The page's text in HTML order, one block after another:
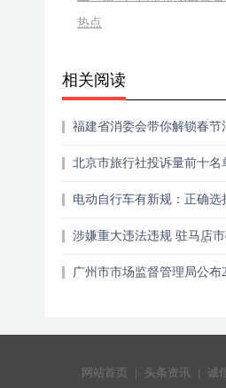
热点
相关阅读
福建省消委会带你解锁春
北京市旅行社投诉量前十名
电动自行车有新规：正确选
涉嫌重大违法违规 驻马店
广州市市场监督管理局公
网站首页 | 头条资讯 | 诚